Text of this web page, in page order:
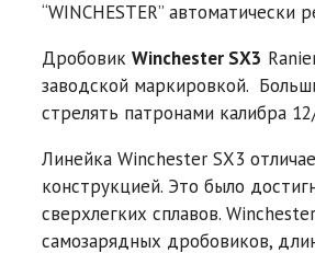
“WINCHESTER”
Дробовик Winchester SX3
заводской маркировкой.
стрелять патронами калибра
Линейка Winchester SX3
конструкцией. Это было
сверхлегких сплавов.
самозарядных дробовиков,